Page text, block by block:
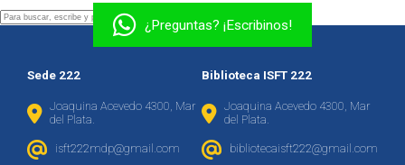
Buscar
¿Preguntas? ¡Escribinos!
Sede 222
Joaquina Acevedo 4300, Mar
del Plata.
isft222mdp@gmail.com
Biblioteca ISFT 222
Joaquina Acevedo 4300, Mar
del Plata.
bibliotecaisft222@gmail.com